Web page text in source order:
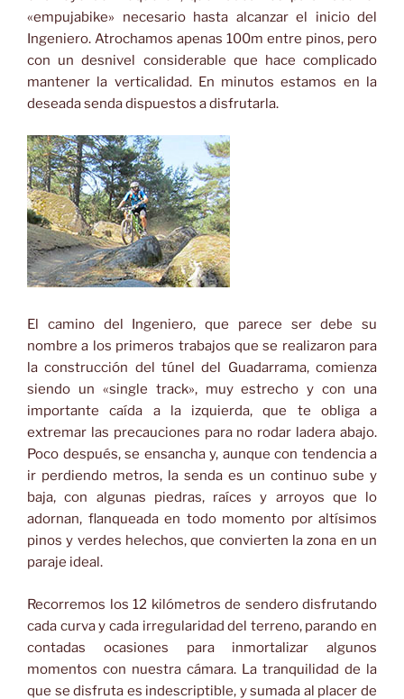
«empujabike» necesario hasta alcanzar el inicio del
Ingeniero. Atrochamos apenas 100m entre pinos, pero
con un desnivel considerable que hace complicado
mantener la verticalidad. En minutos estamos en la
deseada senda dispuestos a disfrutarla.
El camino del Ingeniero, que parece ser debe su
nombre a los primeros trabajos que se realizaron para
la construcción del túnel del Guadarrama, comienza
siendo un «single track», muy estrecho y con una
importante caída a la izquierda, que te obliga a
extremar las precauciones para no rodar ladera abajo.
Poco después, se ensancha y, aunque con tendencia a
ir perdiendo metros, la senda es un continuo sube y
baja, con algunas piedras, raíces y arroyos que lo
adornan, flanqueada en todo momento por altísimos
pinos y verdes helechos, que convierten la zona en un
paraje ideal.
Recorremos los 12 kilómetros de sendero disfrutando
cada curva y cada irregularidad del terreno, parando en
contadas ocasiones para inmortalizar algunos
momentos con nuestra cámara. La tranquilidad de la
que se disfruta es indescriptible, y sumada al placer de